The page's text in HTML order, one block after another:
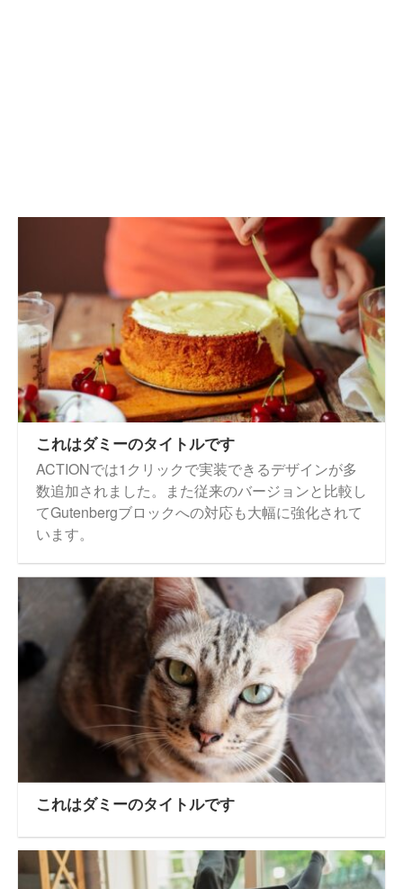
これはダミーのタイトルです
ACTIONでは1クリックで実装できるデザインが多
数追加されました。また従来のバージョンと比較し
てGutenbergブロックへの対応も大幅に強化されて
います。
これはダミーのタイトルです